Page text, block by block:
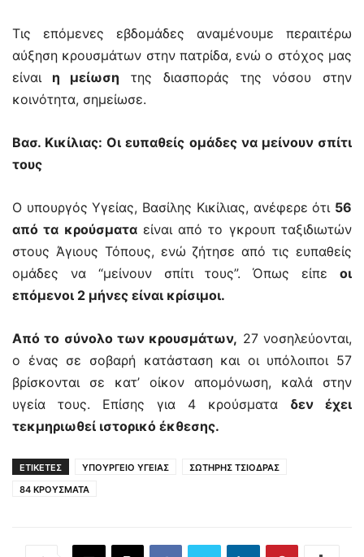
Τις επόμενες εβδομάδες αναμένουμε περαιτέρω
αύξηση κρουσμάτων στην πατρίδα, ενώ ο στόχος μας
είναιη μείωση της διασποράς της νόσου στην
κοινότητα, σημείωσε.
Βασ. Κικίλιας: Οι ευπαθείς ομάδες να μείνουν σπίτι
τους
Ο υπουργός Υγείας, Βασίλης Κικίλιας, ανέφερε ότι 56
από τα κρούσματαείναι από το γκρουπ ταξιδιωτών
στους Άγιους Τόπους, ενώ ζήτησε από τις ευπαθείς
ομάδες να “μείνουν σπίτι τους”. Όπως είπε οι
επόμενοι 2 μήνες είναι κρίσιμοι.
Από το σύνολο των κρουσμάτων, 27 νοσηλεύονται,
ο ένας σε σοβαρή κατάσταση και οι υπόλοιποι 57
βρίσκονται σε κατ’ οίκον απομόνωση, καλά στην
υγεία τους. Επίσης για 4 κρούσματα δεν έχει
τεκμηριωθεί ιστορικό έκθεσης.
ΕΤΙΚΕΤΕΣ ΥΠΟΥΡΓΕΙΟ ΥΓΕΙΑΣ
ΣΩΤΗΡΗΣ ΤΣΙΟΔΡΑΣ
84 ΚΡΟΥΣΜΑΤΑ